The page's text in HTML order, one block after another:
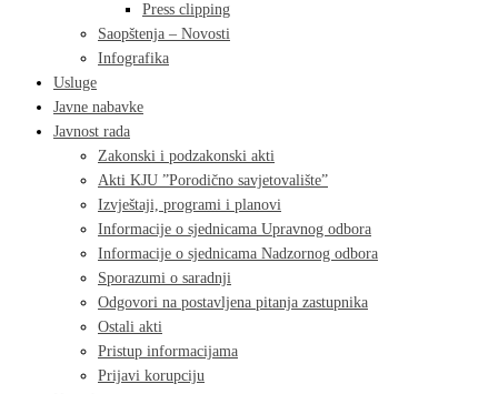
Press clipping
Saopštenja – Novosti
Infografika
Usluge
Javne nabavke
Javnost rada
Zakonski i podzakonski akti
Akti KJU ”Porodično savjetovalište”
Izvještaji, programi i planovi
Informacije o sjednicama Upravnog odbora
Informacije o sjednicama Nadzornog odbora
Sporazumi o saradnji
Odgovori na postavljena pitanja zastupnika
Ostali akti
Pristup informacijama
Prijavi korupciju